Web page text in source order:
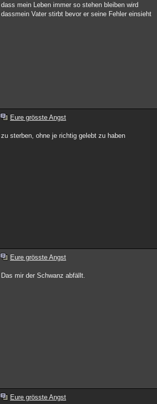
dass mein Leben immer so stehen bleiben wird
dassmein Vater stirbt bevor er seine Fehler einsieht
Eure grösste Angst
zu sterben, ohne je richtig gelebt zu haben
Eure grösste Angst
Das mir der Schwanz abfällt.
Eure grösste Angst